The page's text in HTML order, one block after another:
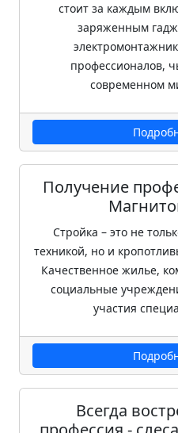
стоит за каждым
заряженным
профессионалов,
современном
Получение
Стройка – это не
техникой, но и
Качественное жилье,
социальные
участия
Всегда